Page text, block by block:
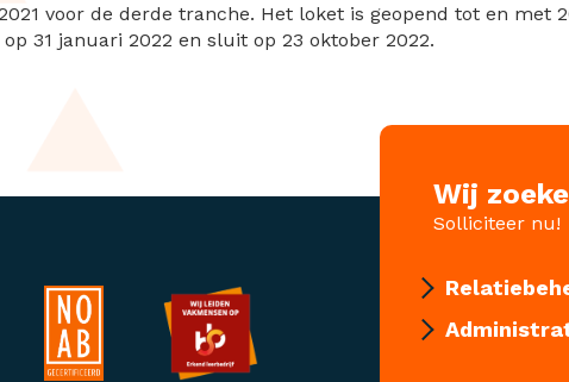
voor de derde tranche. Het loket is geopend tot en met
31 januari 2022 en sluit op 23 oktober 2022.
Wij
Solliciteer nu!